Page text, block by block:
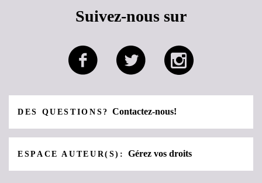
Suivez-nous sur
DES QUESTIONS?Contactez-nous!
ESPACE AUTEUR(S):Gérez vos droits